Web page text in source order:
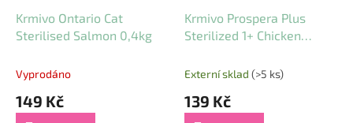
Krmivo Ontario Cat
Sterilised Salmon 0,4kg
Vyprodáno
149 Kč
Krmivo Prospera Plus
Sterilized 1+ Chicken
Externí sklad (>5 ks)
139 Kč